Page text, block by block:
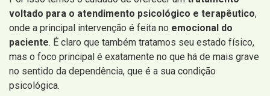
voltado para o atendimento psicológico e terapêutico,
onde a principal intervenção é feita no emocional do
paciente. É claro que também tratamos seu estado físico,
mas o foco principal é exatamente no que há de mais grave
no sentido da dependência, que é a sua condição
psicológica.